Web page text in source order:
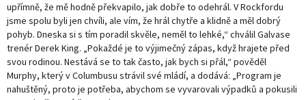
upřímně, že mě hodně překvapilo, jak dobře to odehrál. V Rockfordu
jsme spolu byli jen chvíli, ale vím, že hrál chytře a klidně a měl dobrý
pohyb. Dneska si s tím poradil skvěle, neměl to lehké,“ chválil Galvase
trenér Derek King. „Pokaždé je to výjimečný zápas, když hrajete před
svou rodinou. Nestává se to tak často, jak bych si přál,“ pověděl
Murphy, který v Columbusu strávil své mládí, a dodává: „Program je
nahuštěný, proto je potřeba, abychom se vyvarovali výpadků a pokusili